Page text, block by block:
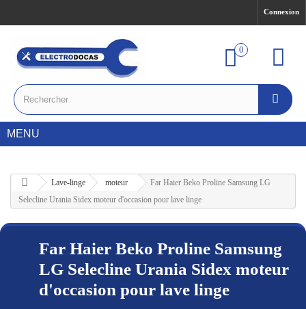
Connexion
0
MENU
Lave-linge moteur
Far Haier Beko Proline Samsung LG
Selecline Urania Sidex moteur d'occasion pour lave linge
Far Haier Beko Proline Samsung
LG Selecline Urania Sidex moteur
d'occasion pour lave linge